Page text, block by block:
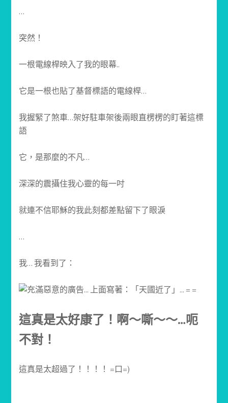
…
突然！
一根電線桿映入了我的眼幕..
它是一根也貼了基督標語的電線桿…
我握緊了煞車…架好駐車架後兩眼直楞楞的盯著這標
語
它，是那麼的不凡…
深深的震攝住我心靈的每一吋
就連不信耶穌的我此刻都差點留下了眼淚
…
我… 我看到了：
這真是太好康了！啊～嘶～～…呃
不對！
這真是太超過了！！！！ =口=)